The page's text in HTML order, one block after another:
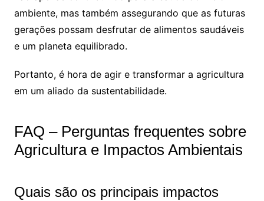
ambiente, mas também assegurando que as futuras
gerações possam desfrutar de alimentos saudáveis
e um planeta equilibrado.
Portanto, é hora de agir e transformar a agricultura
em um aliado da sustentabilidade.
FAQ – Perguntas frequentes sobre
Agricultura e Impactos Ambientais
Quais são os principais impactos